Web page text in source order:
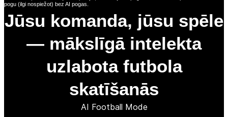
pogu (ilgi nospiežot) bez AI pogas.
Jūsu komanda, jūsu spēle
— mākslīgā intelekta
uzlabota futbola
skatīšanās
AI Football Mode